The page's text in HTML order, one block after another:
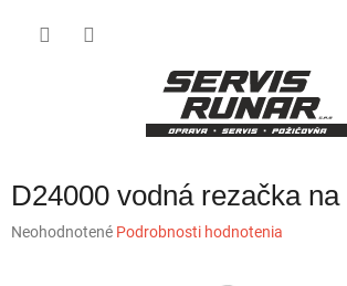
D24000 vodná rezačka na
Priemerné
Neohodnotené Podrobnosti hodnotenia